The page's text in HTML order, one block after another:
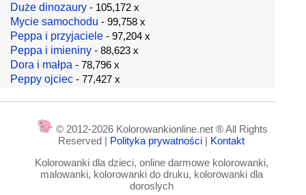
Duże dinozaury - 105,172 x
Mycie samochodu - 99,758 x
Peppa i przyjaciele - 97,204 x
Peppa i imieniny - 88,623 x
Dora i małpa - 78,796 x
Peppy ojciec - 77,427 x
© 2012-2026 Kolorowankionline.net ® All Rights
Reserved | Polityka prywatności | Kontakt
Kolorowanki dla dzieci, online darmowe kolorowanki,
malowanki, kolorowanki do druku, kolorowanki dla
doroslych